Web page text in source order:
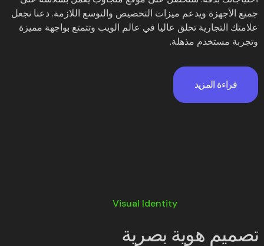
جميع الأجهزة ويدعم ميزات التخصيص والتوسع اللازمة. دعنا نجعل
علامتك التجارية تحلق عاليا في عالم الويب وتتمتع بواجهة مميزة
وتجربة مستخدم مذهلة.
قراءة المزيد
Visual Identity
تصميم هوية بصرية